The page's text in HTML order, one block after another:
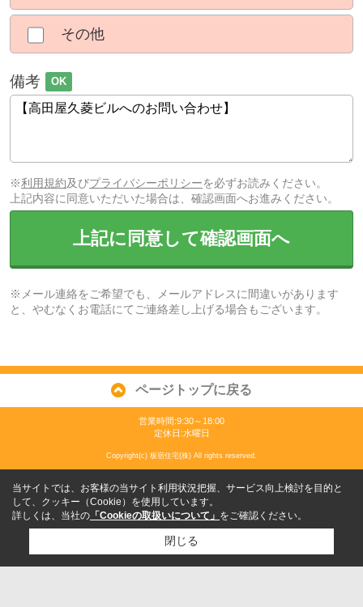
その他
備考 OK
※利用規約及びプライバシーポリシーを必ずお読みください。
上記内容に同意いただいた場合は、確認画面へお進みください。
上記に同意して確認画面へ
※メール連絡をご希望でも、メールアドレスに間違いがあります
と、やむなくお電話にてご連絡差し上げる場合もございます。
ページトップに戻る
営業時間:9:30～18:00
定休日:水曜日
Copyright(c) 板宿住宅(株) All rights reserved.
当サイトでは、お客様の当サイト利用状況把握、サービス向上検討を目的と
して、クッキー（Cookie）を使用しています。
詳しくは、当社の 「Cookieの取扱いについて」 をご確認ください。
閉じる